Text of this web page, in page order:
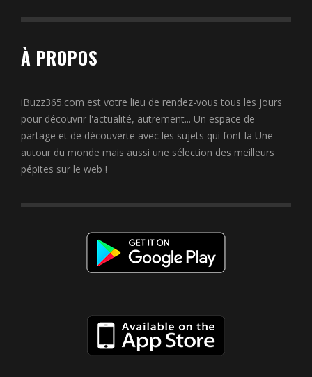
À PROPOS
iBuzz365.com est votre lieu de rendez-vous tous les jours
pour découvrir l'actualité, autrement... Un espace de
partage et de découverte avec les sujets qui font la Une
autour du monde mais aussi une sélection des meilleurs
pépites sur le web !